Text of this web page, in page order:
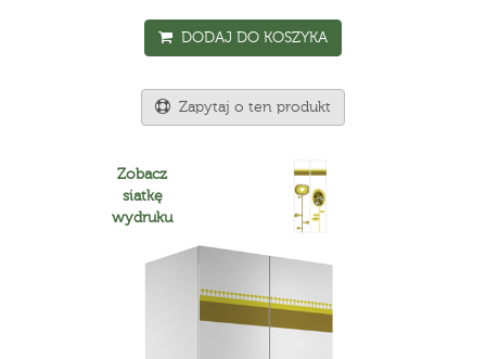
DODAJ DO KOSZYKA
Zapytaj o ten produkt
Zobacz
siatkę
wydruku